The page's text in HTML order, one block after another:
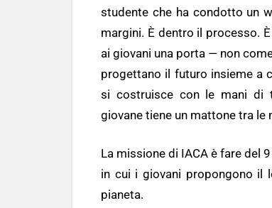
studente che ha condotto un
margini. È dentro il processo.
ai giovani una porta — non
progettano il futuro insieme a
si costruisce con le mani di
giovane tiene un mattone tra
La missione di IACA è fare del
in cui i giovani propongono il
pianeta.